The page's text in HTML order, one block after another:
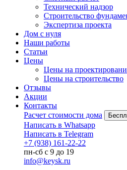
Технический надзор
Строительство
Экспертиза проекта
Дом с нуля
Наши работы
Статьи
Цены
Цены на
Цены на строительство
Отзывы
Акции
Контакты
Расчет стоимости дома
Написать в Whatsapp
Написать в Telegram
+7 (938) 161-22-22
пн-сб с 9 до 19
info@keysk.ru